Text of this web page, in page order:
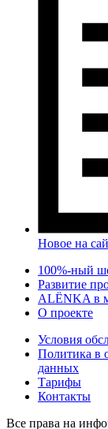
Новое на
100%-ный
Развитие
ALЁNKA в
О проекте
Условия
Политика в
данных
Тарифы
Контакты
Все права на